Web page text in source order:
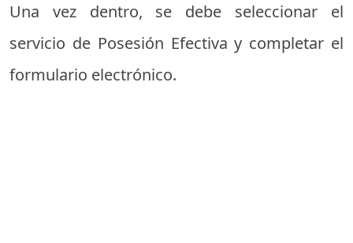
Una vez dentro, se debe seleccionar el
servicio de Posesión Efectiva y completar el
formulario electrónico.